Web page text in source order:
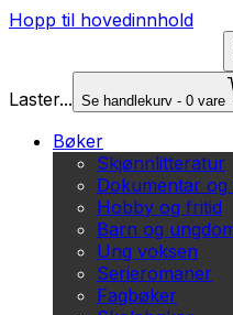
Hopp til hovedinnhold
Laster... Se handlekurv - 0 vare
Bøker
Skjønnlitteratur
Dokumentar og
Hobby og fritid
Barn og
Ung voksen
Serieromaner
Fagbøker